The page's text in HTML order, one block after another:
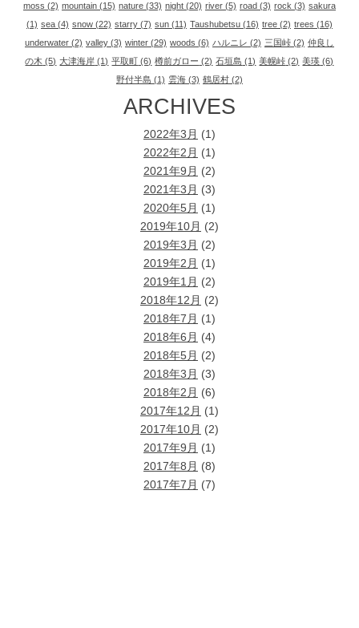
moss (2) mountain(15) nature(33) night(20) river(5) road (3) rock (3) sakura
(1) sea(4) snow(22) starry(7) sun(11) Taushubetsu(16) tree(2) trees (16)
underwater(2) valley(3) winter(29) woods (6) ハルニレ (2) 三国峠(2) 仲良し
の木 (5) 大津海岸 (1) 平取町 (6) 樽前ガロー (2) 石垣島 (1) 美幌峠 (2) 美瑛 (6)
野付半島 (1) 雲海(3) 鶴居村(2)
ARCHIVES
2022年3月 (1)
2022年2月 (1)
2021年9月 (2)
2021年3月 (3)
2020年5月 (1)
2019年10月 (2)
2019年3月 (2)
2019年2月 (1)
2019年1月 (2)
2018年12月 (2)
2018年7月 (1)
2018年6月 (4)
2018年5月 (2)
2018年3月 (3)
2018年2月 (6)
2017年12月 (1)
2017年10月 (2)
2017年9月 (1)
2017年8月 (8)
2017年7月 (7)